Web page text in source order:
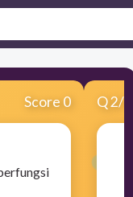
Score 0 Q2/12